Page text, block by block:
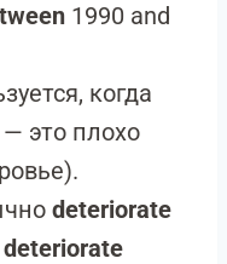
1990 and
когда
это плохо
deteriorate
deteriorate